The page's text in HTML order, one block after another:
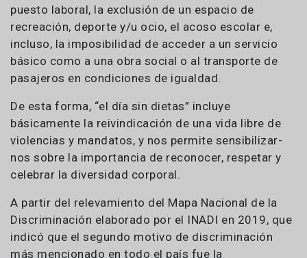
puesto laboral, la exclusión de un espacio de
recreación, deporte y/u ocio, el acoso escolar e,
incluso, la imposibilidad de acceder a un servicio
básico como a una obra social o al transporte de
pasajeros en condiciones de igualdad.
De esta forma, “el día sin dietas” incluye
básicamente la reivindicación de una vida libre de
violencias y mandatos, y nos permite sensibilizar-
nos sobre la importancia de reconocer, respetar y
celebrar la diversidad corporal.
A partir del relevamiento del Mapa Nacional de la
Discriminación elaborado por el INADI en 2019, que
indicó que el segundo motivo de discriminación
más mencionado en todo el país fue la